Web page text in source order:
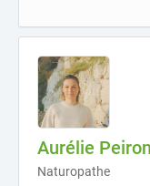
Aurélie
Naturopathe